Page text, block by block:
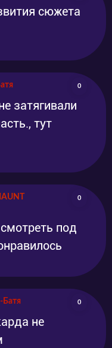
сюжета
0
затягивали
тут
0
под
Батя 0
не